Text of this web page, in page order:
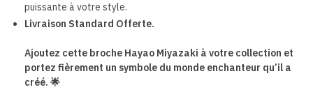
puissante à votre style.
Livraison Standard Offerte.
Ajoutez cette broche Hayao Miyazaki à votre collection et
portez fièrement un symbole du monde enchanteur qu’il a
créé. 🌟